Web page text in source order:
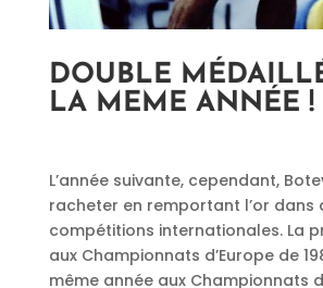
DOUBLE
LA MEME ANNÉE !
L’année suivante, cependant,
racheter en remportant l’or dans
compétitions internationales. La
aux Championnats d’Europe de
même année aux Championnats